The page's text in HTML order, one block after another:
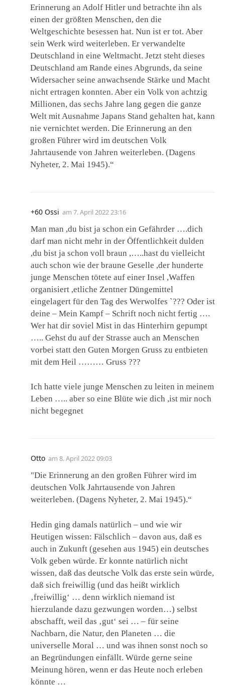
Erinnerung an Adolf Hitler und betrachte ihn als
einen der größten Menschen, den die
Weltgeschichte besessen hat. Nun ist er tot. Aber
sein Werk wird weiterleben. Er verwandelte
Deutschland in eine Weltmacht. Jetzt steht dieses
Deutschland am Rande eines Abgrunds, da seine
Widersacher seine anwachsende Stärke und Macht
nicht ertragen konnten. Aber ein Volk von achtzig
Millionen, das sechs Jahre lang gegen die ganze
Welt mit Ausnahme Japans Stand gehalten hat, kann
nie vernichtet werden. Die Erinnerung an den
großen Führer wird im deutschen Volk
Jahrtausende von Jahren weiterleben. (Dagens
Nyheter, 2. Mai 1945).“
+60 Ossi am 7. April 2022 23:16
Man man ,du bist ja schon ein Gefährder ….dich
darf man nicht mehr in der Öffentlichkeit dulden
,du bist ja schon voll braun ,…..hast du vielleicht
auch schon wie der braune Geselle ,der hunderte
junge Menschen tötete auf einer Insel ,Waffen
organisiert ,etliche Zentner Düngemittel
eingelagert für den Tag des Werwolfes `??? Oder ist
deine – Mein Kampf – Schrift noch nicht fertig ….
Wer hat dir soviel Mist in das Hinterhirn gepumpt
….. Gehst du auf der Strasse auch an Menschen
vorbei statt den Guten Morgen Gruss zu entbieten
mit dem Heil ……… Gruss ???
Ich hatte viele junge Menschen zu leiten in meinem
Leben ….. aber so eine Blüte wie dich ,ist mir noch
nicht begegnet
Otto am 8. April 2022 09:03
"Die Erinnerung an den großen Führer wird im
deutschen Volk Jahrtausende von Jahren
weiterleben. (Dagens Nyheter, 2. Mai 1945).“
Hedin ging damals natürlich – und wie wir
Heutigen wissen: Fälschlich – davon aus, daß es
auch in Zukunft (gesehen aus 1945) ein deutsches
Volk geben würde. Er konnte natürlich nicht
wissen, daß das deutsche Volk das erste sein würde,
daß sich freiwillig (und das heißt wirklich
‚freiwillig‘ … denn wirklich niemand ist
hierzulande dazu gezwungen worden…) selbst
abschafft, weil das ‚gut‘ sei … – für seine
Nachbarn, die Natur, den Planeten … die
universelle Moral … und was ihnen sonst noch so
an Begründungen einfällt. Würde gerne seine
Meinung hören, wenn er das Heute noch erleben
könnte …